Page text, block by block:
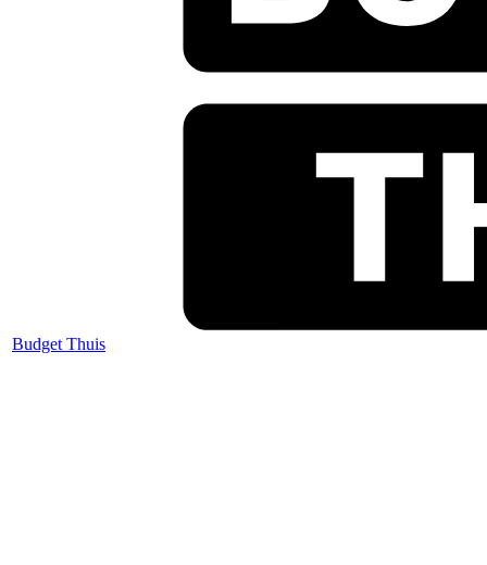
Budget Thuis